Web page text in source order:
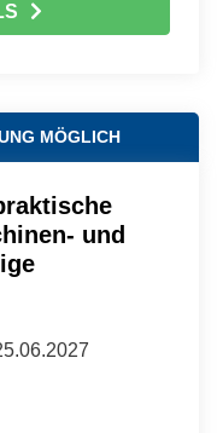
MÖGLICH
und